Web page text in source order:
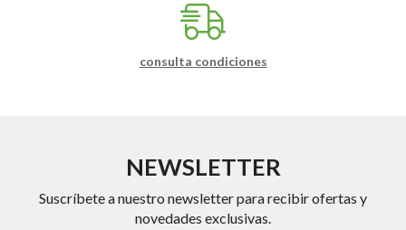
consulta condiciones
NEWSLETTER
Suscríbete a nuestro newsletter para recibir ofertas y
novedades exclusivas.